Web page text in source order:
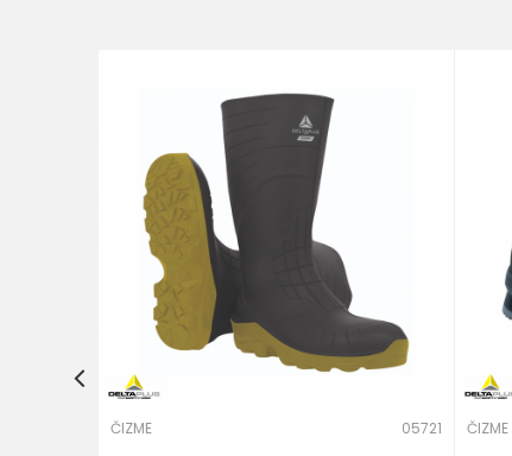
ČIZME 05721 ČIZME